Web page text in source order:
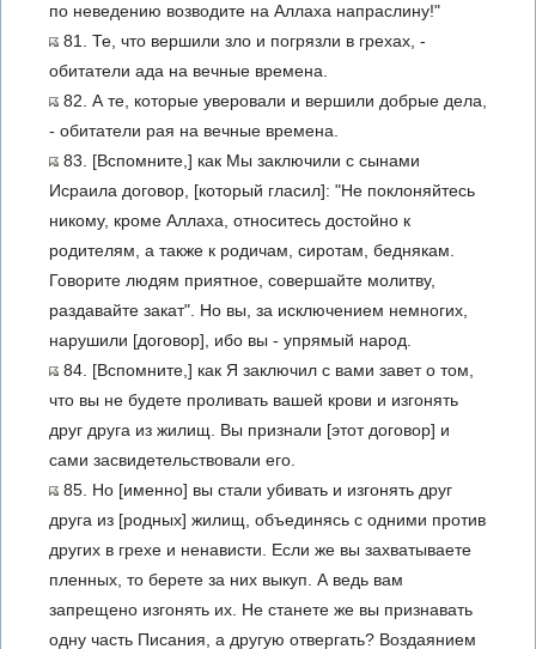
по неведению возводите на Аллаха напраслину!"
81. Те, что вершили зло и погрязли в грехах, -
обитатели ада на вечные времена.
82. А те, которые уверовали и вершили добрые дела,
- обитатели рая на вечные времена.
83. [Вспомните,] как Мы заключили с сынами
Исраила договор, [который гласил]: "Не поклоняйтесь
никому, кроме Аллаха, относитесь достойно к
родителям, а также к родичам, сиротам, беднякам.
Говорите людям приятное, совершайте молитву,
раздавайте закат". Но вы, за исключением немногих,
нарушили [договор], ибо вы - упрямый народ.
84. [Вспомните,] как Я заключил с вами завет о том,
что вы не будете проливать вашей крови и изгонять
друг друга из жилищ. Вы признали [этот договор] и
сами засвидетельствовали его.
85. Но [именно] вы стали убивать и изгонять друг
друга из [родных] жилищ, объединясь с одними против
других в грехе и ненависти. Если же вы захватываете
пленных, то берете за них выкуп. А ведь вам
запрещено изгонять их. Не станете же вы признавать
одну часть Писания, а другую отвергать? Воздаянием